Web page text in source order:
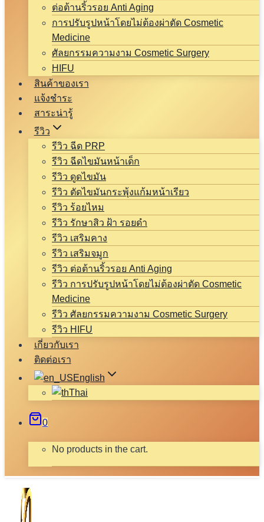
ต่อต้านริ้วรอย Anti Aging
การปรับรูปหน้าโดยไม่ต้องผ่าตัด Cosmetic
Medicine
ศัลยกรรมความงาม Cosmetic Surgery
HIFU
สินค้าของเรา
แจ้งชำระ
สาระน่ารู้
รีวิว
รีวิว ฉีด PRP
รีวิว ฉีดไขมันหน้าเด็ก
รีวิว ดูดไขมัน
รีวิว ตัดไขมันกระพุ้งแก้มหน้าเรียว
รีวิว ร้อยไหม
รีวิว รักษาสิว ฝ้า รอยดำ
รีวิว เสริมคาง
รีวิว เสริมจมูก
รีวิว ต่อต้านริ้วรอย Anti Aging
รีวิว การปรับรูปหน้าโดยไม่ต้องผ่าตัด Cosmetic
Medicine
รีวิว ศัลยกรรมความงาม Cosmetic Surgery
รีวิว HIFU
เกี่ยวกับเรา
ติดต่อเรา
English
Thai
0
No products in the cart.